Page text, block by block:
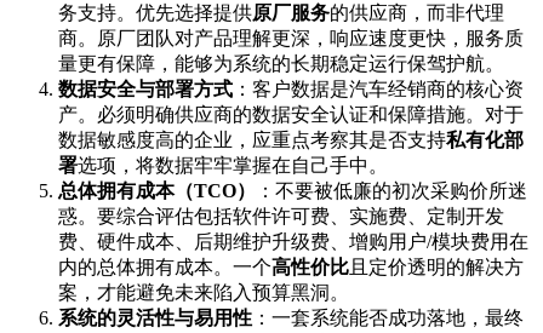
务支持。优先选择提供原厂服务的供应商，而非代理
商。原厂团队对产品理解更深，响应速度更快，服务质
量更有保障，能够为系统的长期稳定运行保驾护航。
数据安全与部署方式 ：客户数据是汽车经销商的核心资
产。必须明确供应商的数据安全认证和保障措施。对于
数据敏感度高的企业，应重点考察其是否支持私有化部
署选项，将数据牢牢掌握在自己手中。
总体拥有成本（TCO）
：不要被低廉的初次采购价所迷
惑。要综合评估包括软件许可费、实施费、定制开发
费、硬件成本、后期维护升级费、增购用户/模块费用在
内的总体拥有成本。一个高性价比 且定价透明的解决方
案，才能避免未来陷入预算黑洞。
系统的灵活性与易用性 ：一套系统能否成功落地，最终